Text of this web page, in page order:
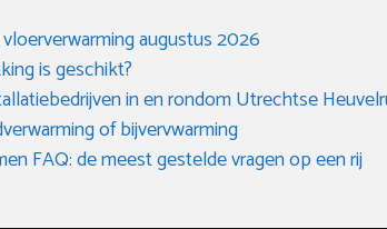
augustus 2026
is geschikt?
in en rondom Utrechtse
of bijvervwarming
FAQ: de meest gestelde vragen op een rij